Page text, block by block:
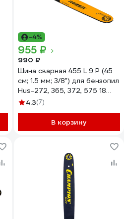
-4%
955 ₽
990 ₽
Шина сварная 455 L 9 P (45
см; 1.5 мм; 3/8") для бензопил
Hus-272, 365, 372, 575 18
Rezer 03.016.00021
4.3(7)
В корзину